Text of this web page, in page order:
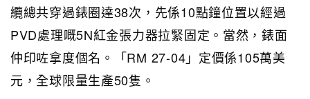
纜總共穿過錶圈達38次，先係10點鐘位置以經過
PVD處理嘅5N紅金張力器拉緊固定。當然，錶面
仲印咗拿度個名。「RM 27-04」定價係105萬美
元，全球限量生產50隻。